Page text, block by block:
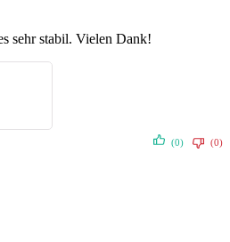
sehr stabil. Vielen Dank!
(0) (0)